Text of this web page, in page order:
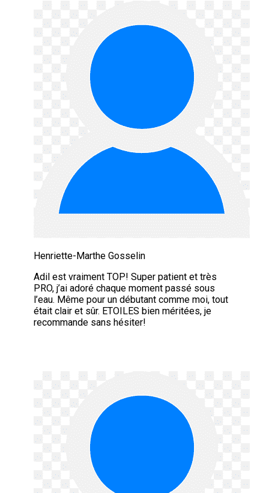
Henriette-Marthe Gosselin
Adil est vraiment TOP! Super patient et très
PRO, j’ai adoré chaque moment passé sous
l’eau. Même pour un débutant comme moi, tout
était clair et sûr. ETOILES bien méritées, je
recommande sans hésiter!